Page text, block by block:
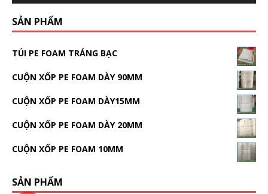
SẢN PHẨM
TÚI PE FOAM TRÁNG BẠC
CUỘN XỐP PE FOAM DÀY 90MM
CUỘN XỐP PE FOAM DÀY15MM
CUỘN XỐP PE FOAM DÀY 20MM
CUỘN XỐP PE FOAM 10MM
SẢN PHẨM